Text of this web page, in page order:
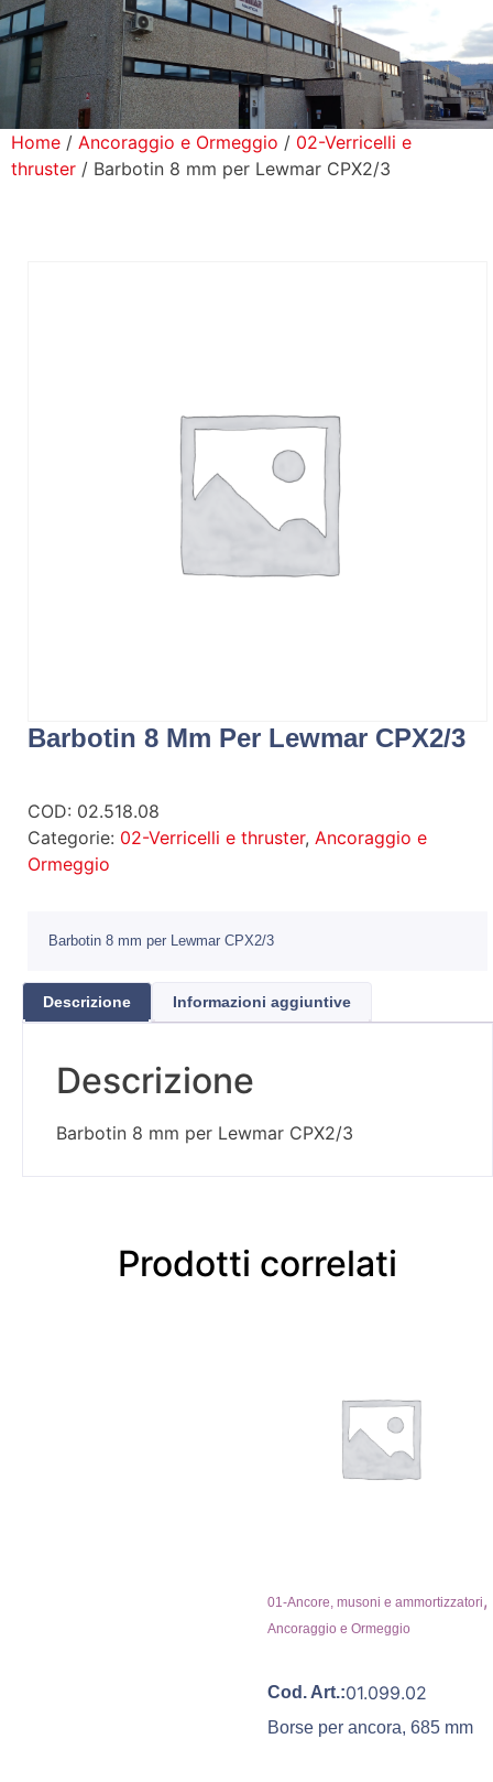
Prodotti
Home / Ancoraggio e Ormeggio / 02-Verricelli e
thruster / Barbotin 8 mm per Lewmar CPX2/3
Barbotin 8 Mm Per Lewmar CPX2/3
COD: 02.518.08
Categorie: 02-Verricelli e thruster, Ancoraggio e
Ormeggio
Barbotin 8 mm per Lewmar CPX2/3
Descrizione Informazioni aggiuntive
Descrizione
Barbotin 8 mm per Lewmar CPX2/3
Prodotti correlati
01-Ancore, musoni e ammortizzatori,
Ancoraggio e Ormeggio
Cod. Art.:01.099.02
Borse per ancora, 685 mm